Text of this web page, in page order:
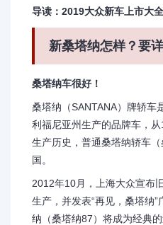
导读：2019大众新车上市大
新桑塔纳怎样？要
桑塔纳车很好！
桑塔纳（SANTANA）牌轿车
利福尼亚州生产的品牌车，
生产历史，普通桑塔纳轿车
国。
2012年10月，上海大众宣布
生产，并发表“再见，桑塔纳
纳（桑塔纳87）将成为经典的